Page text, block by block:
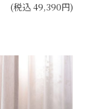
(税込 49,390円)